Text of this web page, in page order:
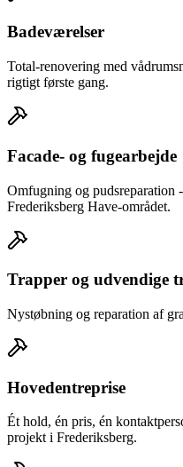
Badeværelser
Total-renovering med
rigtigt første gang.
Facade- og fugearbejde
Omfugning og
Frederiksberg Have-området.
Trapper og udvendige
Nystøbning og reparation af
Hovedentreprise
Ét hold, én pris, én
projekt i Frederiksberg.